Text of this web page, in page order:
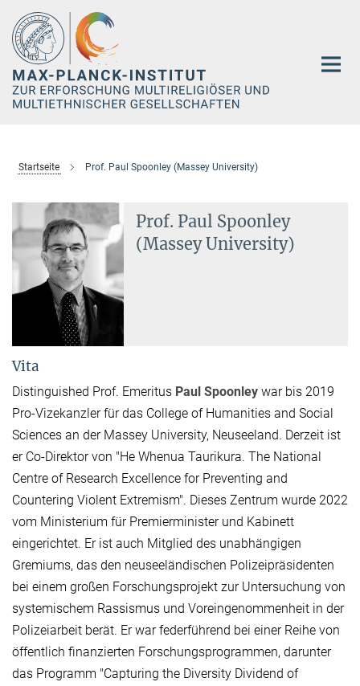
Hauptinhalt
Startseite Prof. Paul Spoonley (Massey University)
Prof. Paul Spoonley
(Massey University)
Vita
Distinguished Prof. Emeritus Paul Spoonley war bis 2019
Pro-Vizekanzler für das College of Humanities and Social
Sciences an der Massey University, Neuseeland. Derzeit ist
er Co-Direktor von "He Whenua Taurikura. The National
Centre of Research Excellence for Preventing and
Countering Violent Extremism". Dieses Zentrum wurde 2022
vom Ministerium für Premierminister und Kabinett
eingerichtet. Er ist auch Mitglied des unabhängigen
Gremiums, das den neuseeländischen Polizeipräsidenten
bei einem großen Forschungsprojekt zur Untersuchung von
systemischem Rassismus und Voreingenommenheit in der
Polizeiarbeit berät. Er war federführend bei einer Reihe von
öffentlich finanzierten Forschungsprogrammen, darunter
das Programm "Capturing the Diversity Dividend of